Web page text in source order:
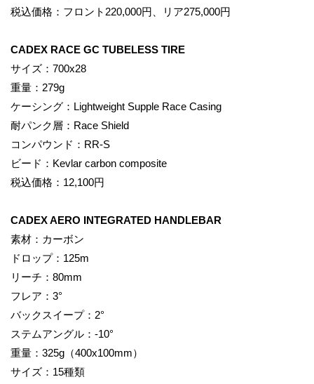
税込価格：フロント220,000円、リア275,000円
CADEX RACE GC TUBELESS TIRE
サイズ：700x28
重量：279g
ケーシング：Lightweight Supple Race Casing
耐パンク層：Race Shield
コンパウンド：RR-S
ビード：Kevlar carbon composite
税込価格：12,100円
CADEX AERO INTEGRATED HANDLEBAR
素材：カーボン
ドロップ：125m
リーチ：80mm
フレア：3°
バックスイープ：2°
ステムアングル：-10°
重量：325g（400x100mm）
サイズ：15種類